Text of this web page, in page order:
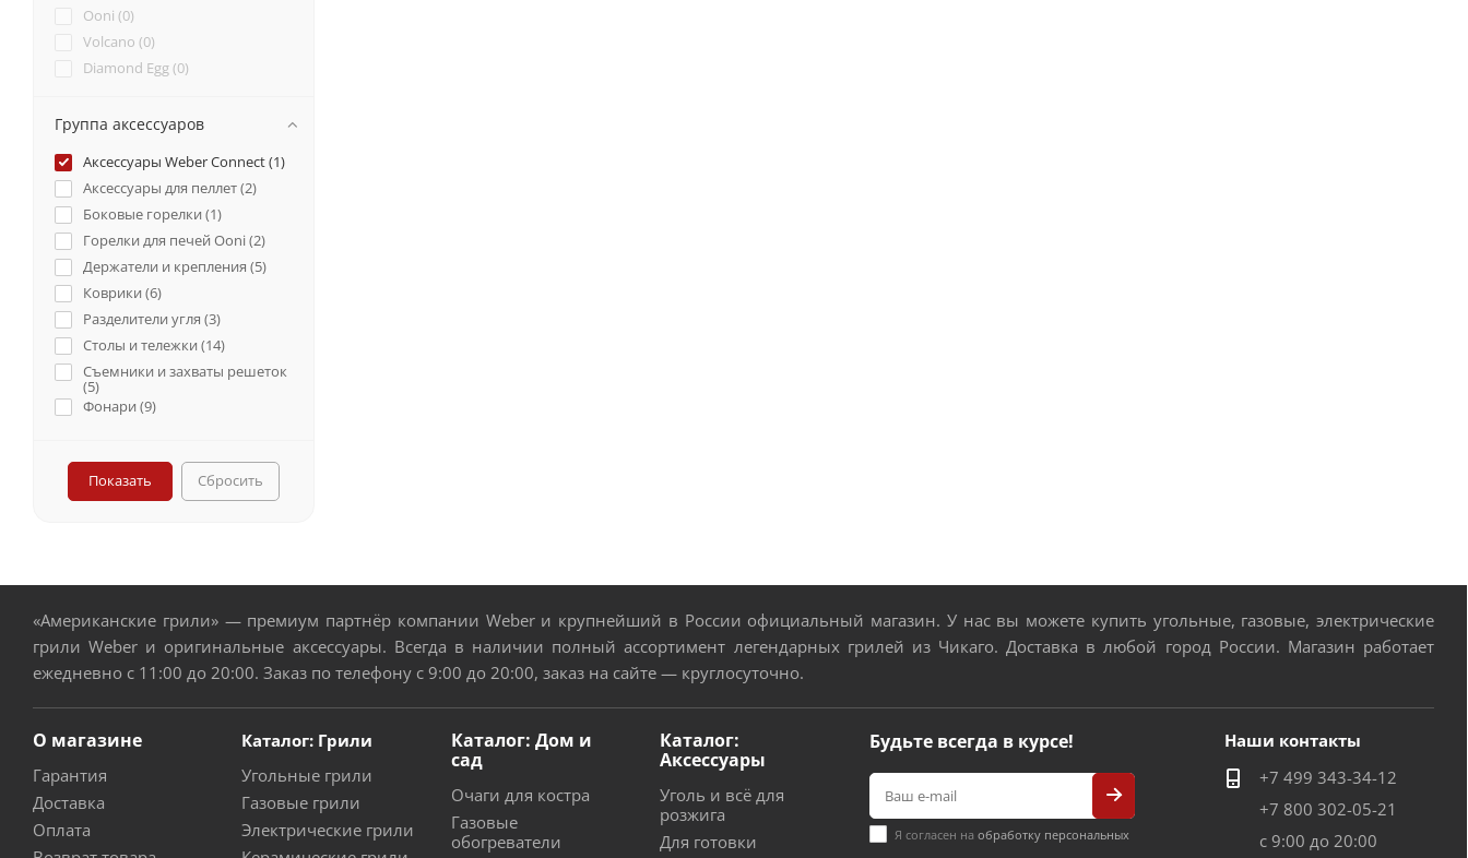
Ooni (0)
Volcano (0)
Diamond Egg (0)
Группа аксессуаров
Аксессуары Weber Connect (1)
Аксессуары для пеллет (2)
Боковые горелки (1)
Горелки для печей Ooni (2)
Держатели и крепления (5)
Коврики (6)
Разделители угля (3)
Столы и тележки (14)
Съемники и захваты решеток
(5)
Фонари (9)
Сбросить
«Американские грили» — премиум партнёр компании Weber и крупнейший в России официальный магазин. У нас вы можете купить угольные, газовые, электрические
грили Weber и оригинальные аксессуары. Всегда в наличии полный ассортимент легендарных грилей из Чикаго. Доставка в любой город России. Магазин работает
ежедневно с 11:00 до 20:00. Заказ по телефону с 9:00 до 20:00, заказ на сайте — круглосуточно.
О магазине
Гарантия
Доставка
Оплата
Каталог: Грили
Угольные грили
Газовые грили
Электрические грили
Каталог: Дом и
сад
Очаги для костра
Газовые
обогреватели
Каталог:
Аксессуары
Уголь и всё для
розжига
Для готовки
Будьте всегда в курсе!
Я согласен на обработку персональных
Наши контакты
+7 499 343-34-12
+7 800 302-05-21
с 9:00 до 20:00